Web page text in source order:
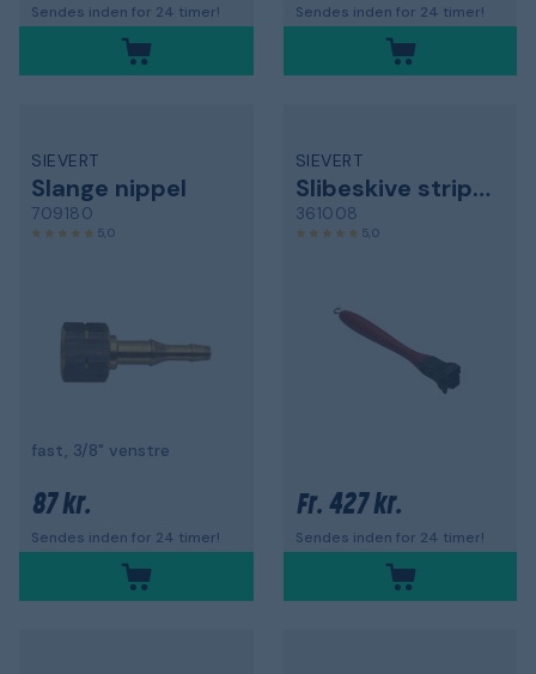
Sendes inden for 24 timer! Sendes inden for 24 timer!
SIEVERT
Slange nippel
709180
5,0
fast, 3/8" venstre
87 kr.
Sendes inden for 24 timer!
SIEVERT
Slibeskive stripper
361008
5,0
Fr. 427 kr.
Sendes inden for 24 timer!